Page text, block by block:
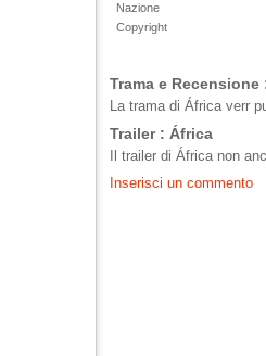
Nazione
Copyright
Trama e Recensione
La trama di África verr
Trailer : África
Il trailer di África non
Inserisci un commento